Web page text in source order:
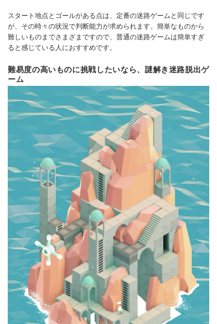
スタート地点とゴールがある点は、定番の迷路ゲームと同じです
が、その時々の状況で判断能力が求められます。簡単なものから
難しいものまでさまざまですので、普通の迷路ゲームは簡単すぎ
ると感じている人におすすめです。
難易度の高いものに挑戦したいなら、謎解き迷路脱出ゲ
ーム